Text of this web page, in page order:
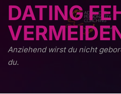
DATING
Anziehend wirst du nicht
du.